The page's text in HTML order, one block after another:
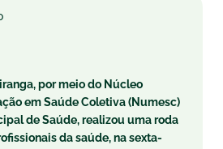
por meio do Núcleo
em Saúde Coletiva (Numesc)
de Saúde, realizou uma roda
da saúde, nasexta-